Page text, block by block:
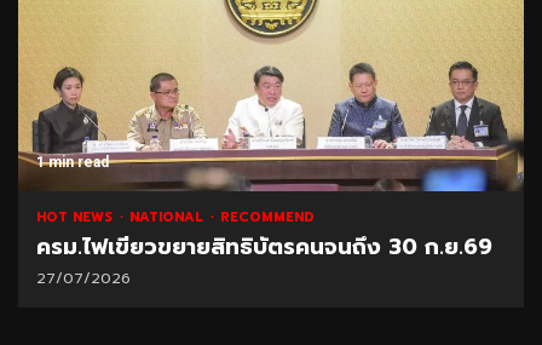
1 min read
HOT NEWS NATIONAL RECOMMEND
ครม.ไฟเขียวขยายสิทธิบัตรคนจนถึง 30 ก.ย.69
27/07/2026